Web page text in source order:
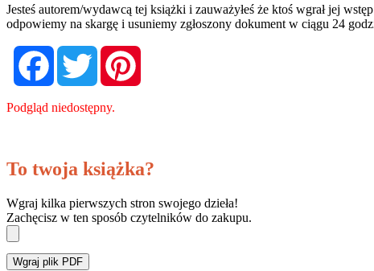
Jesteś autorem/wydawcą tej książki i zauważyłeś że ktoś wgrał jej
odpowiemy na skargę i usuniemy zgłoszony dokument w ciągu 24
FacebookTwitter
Podgląd niedostępny.
To twoja książka?
Wgraj kilka pierwszych stron swojego dzieła!
Zachęcisz w ten sposób czytelników do zakupu.
Wgraj plik PDF